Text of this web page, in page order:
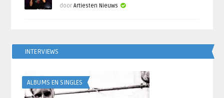
doorArtiesten Nieuws
INTERVIEWS
ALBUMS EN SINGLES